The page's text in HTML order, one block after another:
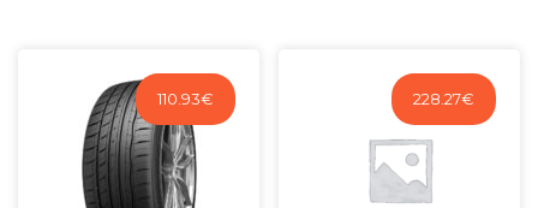
110.93€ 228.27€